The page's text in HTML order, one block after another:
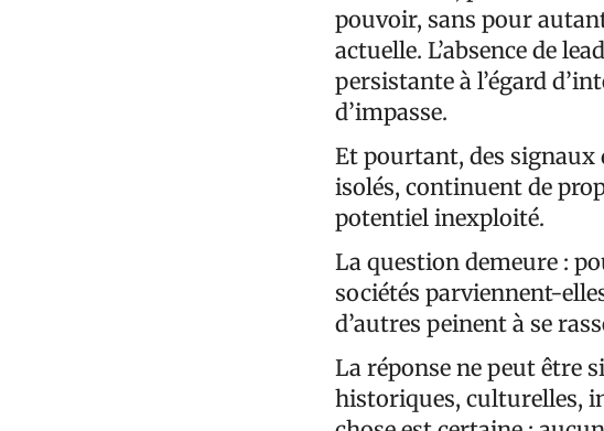
pouvoir, sans pour
actuelle. L’absence de
persistante à l’égard
d’impasse.
Et pourtant, des signaux
isolés, continuent de
potentiel inexploité.
La question demeure :
sociétés parviennent-
d’autres peinent à se
La réponse ne peut être
historiques, culturelles,